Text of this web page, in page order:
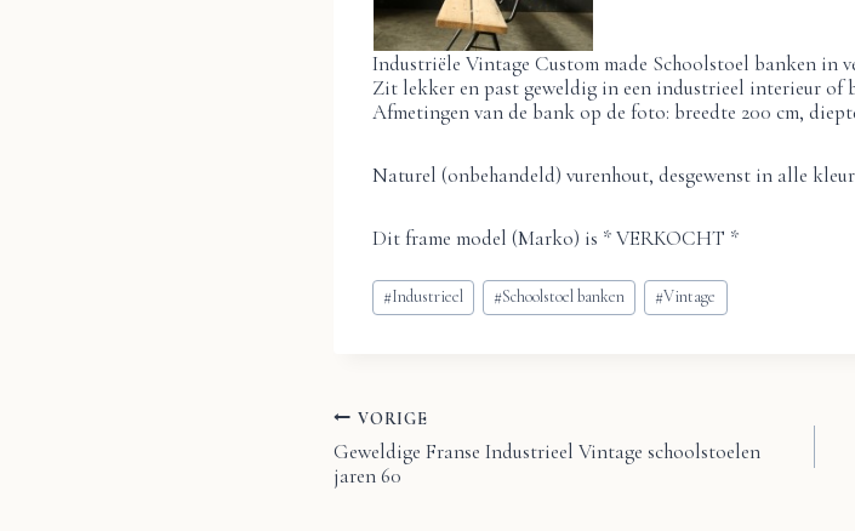
Industriële Vintage Custom made Schoolstoel banken in
Zit lekker en past geweldig in een industrieel interieur of
Afmetingen van de bank op de foto: breedte 200 cm,
Naturel (onbehandeld) vurenhout, desgewenst in alle
Dit frame model (Marko) is * VERKOCHT *
Bericht
tags:
#Industrieel #Schoolstoel banken #Vintage
Bericht
VORIGE
Geweldige Franse Industrieel Vintage schoolstoelen
jaren 60